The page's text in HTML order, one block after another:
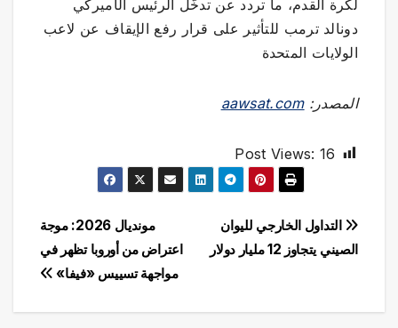
لكرة القدم، ما تردد عن تدخُّل الرئيس الأميركي
دونالد ترمب للتأثير على قرار رفع الإيقاف عن لاعب
الولايات المتحدة
المصدر:aawsat.com
Post Views: 16
تصفّح
المقالات
مونديال 2026: موجة
اعتراض من أوروبا تظهر في
مواجهة تسييس «فيفا»
التداول الخارجي لليوان
الصيني يتجاوز 12 مليار دولار